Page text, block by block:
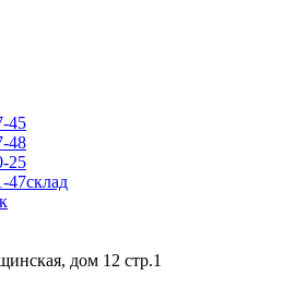
45
48
25
47склад
дом 12 стр.1